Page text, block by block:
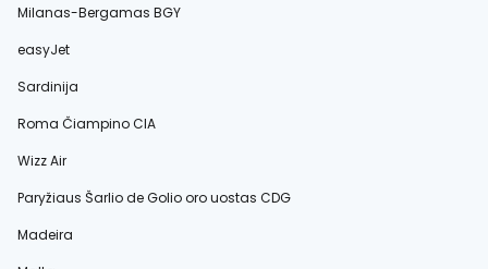
Milanas-Bergamas BGY
easyJet
Sardinija
Roma Čiampino CIA
Wizz Air
Paryžiaus Šarlio de Golio oro uostas CDG
Madeira